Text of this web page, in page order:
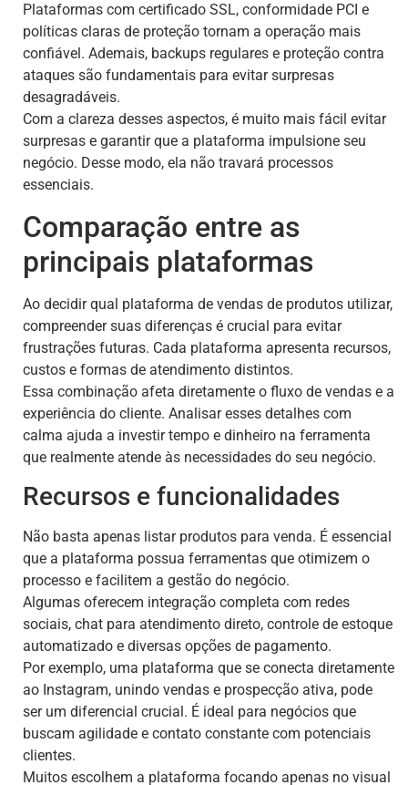
Plataformas com certificado SSL, conformidade PCI e
políticas claras de proteção tornam a operação mais
confiável. Ademais, backups regulares e proteção contra
ataques são fundamentais para evitar surpresas
desagradáveis.
Com a clareza desses aspectos, é muito mais fácil evitar
surpresas e garantir que a plataforma impulsione seu
negócio. Desse modo, ela não travará processos
essenciais.
Comparação entre as
principais plataformas
Ao decidir qual plataforma de vendas de produtos utilizar,
compreender suas diferenças é crucial para evitar
frustrações futuras. Cada plataforma apresenta recursos,
custos e formas de atendimento distintos.
Essa combinação afeta diretamente o fluxo de vendas e a
experiência do cliente. Analisar esses detalhes com
calma ajuda a investir tempo e dinheiro na ferramenta
que realmente atende às necessidades do seu negócio.
Recursos e funcionalidades
Não basta apenas listar produtos para venda. É essencial
que a plataforma possua ferramentas que otimizem o
processo e facilitem a gestão do negócio.
Algumas oferecem integração completa com redes
sociais, chat para atendimento direto, controle de estoque
automatizado e diversas opções de pagamento.
Por exemplo, uma plataforma que se conecta diretamente
ao Instagram, unindo vendas e prospecção ativa, pode
ser um diferencial crucial. É ideal para negócios que
buscam agilidade e contato constante com potenciais
clientes.
Muitos escolhem a plataforma focando apenas no visual